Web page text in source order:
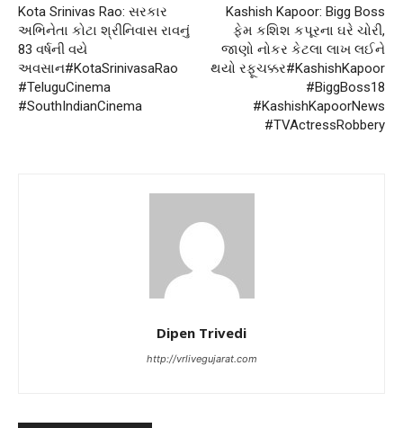
Kota Srinivas Rao: સરકાર
અભિનેતા કોટા શ્રીનિવાસ રાવનું
83 વર્ષની વયે
અવસાન#KotaSrinivasaRao
#TeluguCinema
#SouthIndianCinema
Kashish Kapoor: Bigg Boss
ફેમ કશિશ કપૂરના ઘરે ચોરી,
જાણો નોકર કેટલા લાખ લઈને
થયો રફૂચક્કર#KashishKapoor
#BiggBoss18
#KashishKapoorNews
#TVActressRobbery
Dipen Trivedi
http://vrlivegujarat.com